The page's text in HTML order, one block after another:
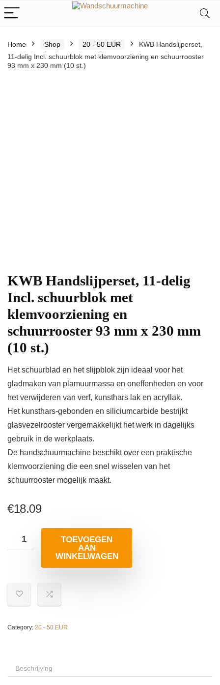
Home Shop 20 - 50 EUR
KWB Handslijperset,
11-delig Incl. schuurblok met klemvoorziening en schuurrooster
93 mm x 230 mm (10 st.)
KWB Handslijperset, 11-delig
Incl. schuurblok met
klemvoorziening en
schuurrooster 93 mm x 230 mm
(10 st.)
Het schuurblad en het slijpblok zijn ideaal voor het
gladmaken van plamuurmassa en oneffenheden en voor
het verwijderen van verf, kunsthars lak en acryllak.
Het kunsthars-gebonden en siliciumcarbide bestrijkt
glasvezelrooster vergemakkelijkt het werk in dagelijks
gebruik in de werkplaats.
De handschuurmachine beschikt over een praktische
klemvoorziening die een snel wisselen van het
schuurrooster mogelijk maakt.
€18.09
TOEVOEGEN
AAN
WINKELWAGEN
Category: 20 - 50 EUR
Beschrijving